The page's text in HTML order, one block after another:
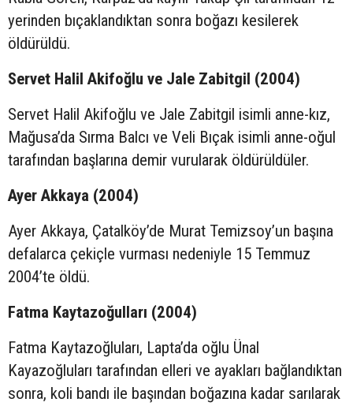
yerinden bıçaklandıktan sonra boğazı kesilerek
öldürüldü.
Servet Halil Akifoğlu ve Jale Zabitgil (2004)
Servet Halil Akifoğlu ve Jale Zabitgil isimli anne-kız,
Mağusa’da Sırma Balcı ve Veli Bıçak isimli anne-oğul
tarafından başlarına demir vurularak öldürüldüler.
Ayer Akkaya (2004)
Ayer Akkaya, Çatalköy’de Murat Temizsoy’un başına
defalarca çekiçle vurması nedeniyle 15 Temmuz
2004’te öldü.
Fatma Kaytazoğulları (2004)
Fatma Kaytazoğluları, Lapta’da oğlu Ünal
Kayazoğluları tarafından elleri ve ayakları bağlandıktan
sonra, koli bandı ile başından boğazına kadar sarılarak